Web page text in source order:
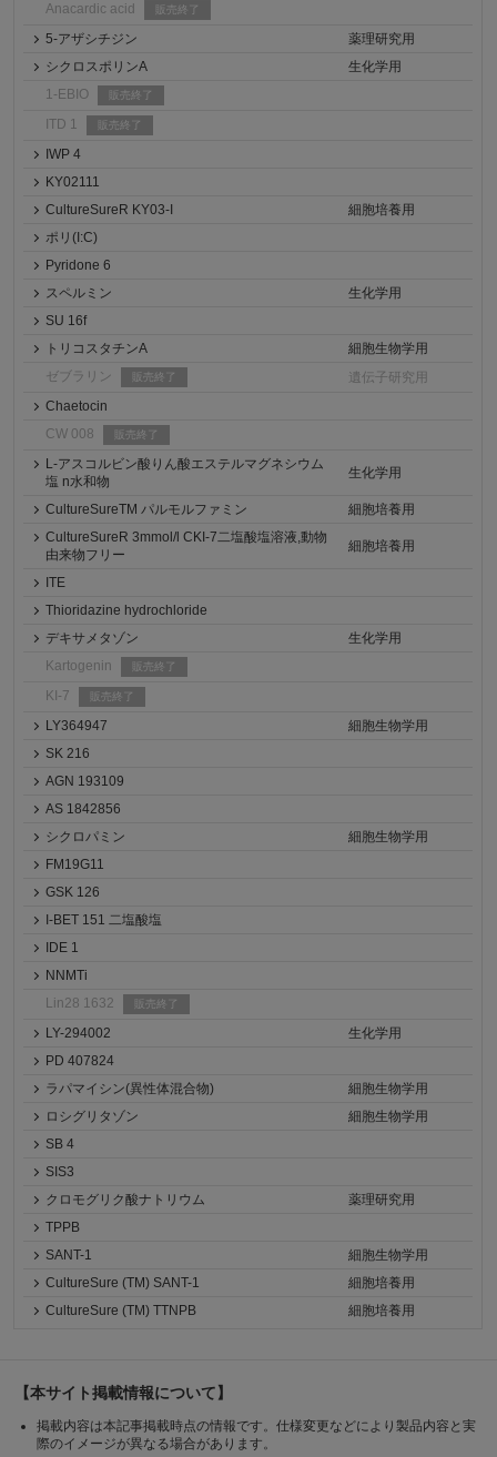
Anacardic acid
販売終了
5-アザシチジン
薬理研究用
シクロスポリンA
生化学用
1-EBIO
販売終了
ITD 1 販売終了
IWP 4
KY02111
CultureSureR KY03-I
細胞培養用
ポリ(I:C)
Pyridone 6
スペルミン
生化学用
SU 16f
トリコスタチンA
細胞生物学用
ゼブラリン
販売終了
遺伝子研究用
Chaetocin
CW 008
販売終了
L-アスコルビン酸りん酸エステルマグネシウム
塩 n水和物
生化学用
CultureSureTM パルモルファミン
細胞培養用
CultureSureR 3mmol/l CKI-7二塩酸塩溶液,動物
由来物フリー
細胞培養用
ITE
Thioridazine hydrochloride
デキサメタゾン
生化学用
Kartogenin
販売終了
KI-7 販売終了
LY364947
細胞生物学用
SK 216
AGN 193109
AS 1842856
シクロパミン
細胞生物学用
FM19G11
GSK 126
I-BET 151 二塩酸塩
IDE 1
NNMTi
Lin28 1632
販売終了
LY-294002
生化学用
PD 407824
ラパマイシン(異性体混合物)
細胞生物学用
ロシグリタゾン
細胞生物学用
SB 4
SIS3
クロモグリク酸ナトリウム
薬理研究用
TPPB
SANT-1
細胞生物学用
CultureSure (TM) SANT-1
細胞培養用
CultureSure (TM) TTNPB
細胞培養用
【本サイト掲載情報について】
掲載内容は本記事掲載時点の情報です。仕様変更などにより製品内容と実
際のイメージが異なる場合があります。